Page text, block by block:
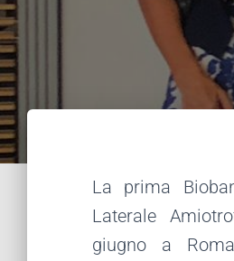
La prima
Laterale
giugno a